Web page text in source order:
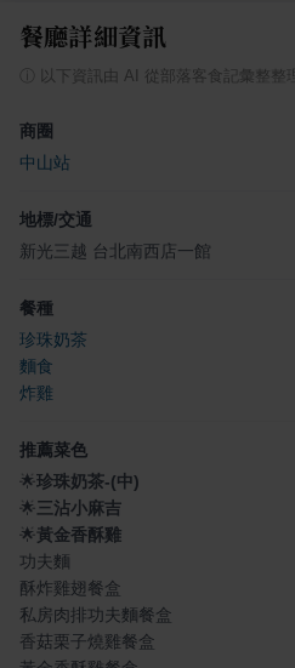
餐廳詳細資訊
以下資訊由 AI 從部落客食記彙整整理
商圈
中山站
地標/交通
新光三越 台北南西店一館
餐種
珍珠奶茶
麵食
炸雞
推薦菜色
🌟珍珠奶茶-(中)
🌟三沾小麻吉
🌟黃金香酥雞
功夫麵
酥炸雞翅餐盒
私房肉排功夫麵餐盒
香菇栗子燒雞餐盒